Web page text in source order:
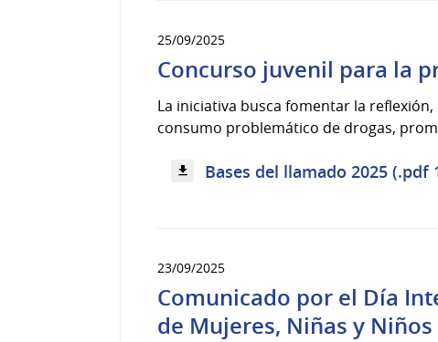
25/09/2025
Concurso juvenil para la
La iniciativa busca fomentar la
consumo problemático de drogas,
Bases del llamado 2025 (.pdf
23/09/2025
Comunicado por el Día
de Mujeres, Niñas y Niños